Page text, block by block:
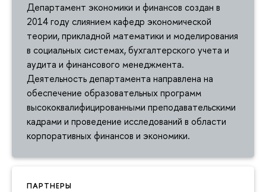
Департамент экономики и финансов создан в
2014 году слиянием кафедр экономической
теории, прикладной математики и моделирования
в социальных системах, бухгалтерского учета и
аудита и финансового менеджмента.
Деятельность департамента направлена на
обеспечение образовательных программ
высококвалифицированными преподавательскими
кадрами и проведение исследований в области
корпоративных финансов и экономики.
ПАРТНЕРЫ